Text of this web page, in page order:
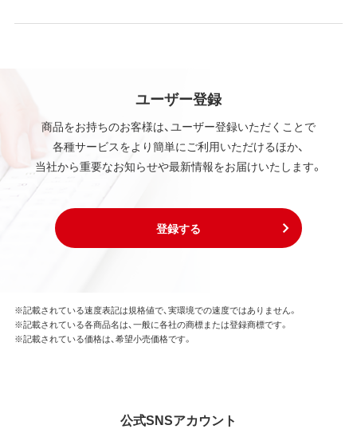
ユーザー登録
商品をお持ちのお客様は、ユーザー登録いただくことで
各種サービスをより簡単にご利用いただけるほか、
当社から重要なお知らせや最新情報をお届けいたします。
登録する
※記載されている速度表記は規格値で、実環境での速度ではありません。
※記載されている各商品名は、一般に各社の商標または登録商標です。
※記載されている価格は、希望小売価格です。
公式SNSアカウント